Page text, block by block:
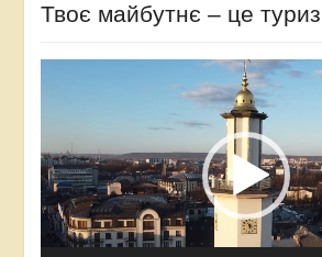
Твоє майбутнє – це